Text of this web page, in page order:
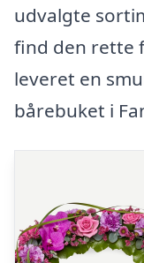
udvalgte
find den rette
leveret en
bårebuket i